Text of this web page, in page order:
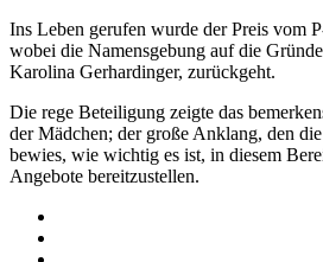
Ins Leben gerufen wurde der Preis vom
wobei die Namensgebung auf die
Karolina Gerhardinger, zurückgeht.
Die rege Beteiligung zeigte das
der Mädchen; der große Anklang, den
bewies, wie wichtig es ist, in diesem
Angebote bereitzustellen.